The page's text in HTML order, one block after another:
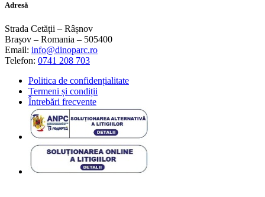
Adresă
Strada Cetății – Râșnov
Brașov – Romania – 505400
Email: info@dinoparc.ro
Telefon: 0741 208 703
Politica de confidențialitate
Termeni și condiții
Întrebări frecvente